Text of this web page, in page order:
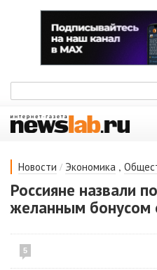
Новости / Экономика ,
Россияне назвали
желанным бонусом
5